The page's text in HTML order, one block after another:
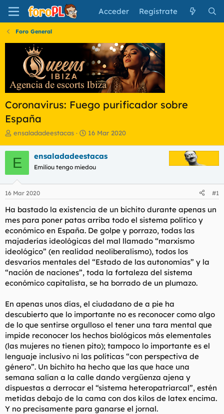
Acceder Regístrate
Foro General
Coronavirus: Fuego purificador sobre
España
I
i
c
i
a
d
o
d
e
l
t
e
a
ensaladadeestacas
F
h
a
e
i
c
o
16 Mar 2020
E ensaladadeestacas
Emiliou tengo miedou
16 Mar 2020 #1
Ha bastado la existencia de un bichito durante apenas un
mes para poner patas arriba todo el sistema político y
económico en España. De golpe y porrazo, todas las
majaderías ideológicas del mal llamado “marxismo
ideológico” (en realidad neoliberalismo), todos los
desvaríos mentales del “Estado de las autonomías” y la
“nación de naciones”, toda la fortaleza del sistema
económico capitalista, se ha borrado de un plumazo.
En apenas unos días, el ciudadano de a pie ha
descubierto que lo importante no es reconocer como algo
de lo que sentirse orgulloso el tener una tara mental que
impide reconocer los hechos biológicos más elementales
(las mujeres no tienen pito); tampoco lo importante es el
lenguaje inclusivo ni las políticas “con perspectiva de
género”. Un bichito ha hecho que las que hace una
semana salían a la calle dando vergüenza ajena y
dispuestas a derrocar el “sistema heteropatriarcal”, estén
metidas debajo de la cama con dos kilos de latex encima.
Y no precisamente para ganarse el jornal.